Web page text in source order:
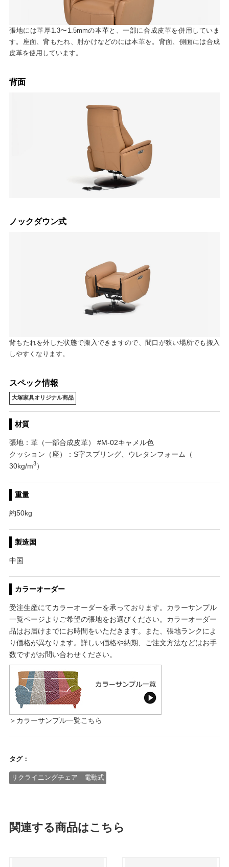
張地には革厚1.3〜1.5mmの本革と、一部に合成皮革を併用していま
す。座面、背もたれ、肘かけなどのには本革を。背面、側面には合成
皮革を使用しています。
背面
ノックダウン式
背もたれを外した状態で搬入できますので、間口が狭い場所でも搬入
しやすくなります。
スペック情報
大塚家具オリジナル商品
材質
張地：革（一部合成皮革） #M-02キャメル色
クッション（座）：S字スプリング、ウレタンフォーム（
30kg/m3）
重量
約50kg
製造国
中国
カラーオーダー
受注生産にてカラーオーダーを承っております。カラーサンプル
一覧ページよりご希望の張地をお選びください。カラーオーダー
品はお届けまでにお時間をいただきます。また、張地ランクによ
り価格が異なります。詳しい価格や納期、ご注文方法などはお手
数ですがお問い合わせください。
＞カラーサンプル一覧こちら
タグ：
リクライニングチェア 電動式
関連する商品はこちら